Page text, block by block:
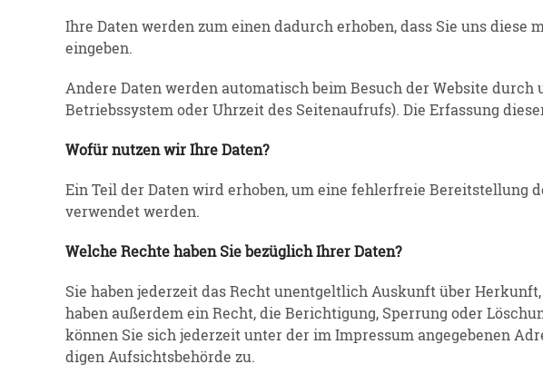
Ihre Daten werden zum einen dadurch erhoben, dass Sie uns
eingeben.
Andere Daten werden automa­tisch beim Besuch der Website
Betriebs­system oder Uhrzeit des Seiten­aufrufs). Die Erfassung
Wofür nutzen wir Ihre Daten?
Ein Teil der Daten wird erhoben, um eine fehler­freie Bereit­stellung
verwendet werden.
Welche Rechte haben Sie bezüglich Ihrer Daten?
Sie haben jederzeit das Recht unent­geltlich Auskunft über
haben außerdem ein Recht, die Berich­tigung, Sperrung oder
können Sie sich jederzeit unter der im Impressum angege­benen
digen Aufsichts­be­hörde zu.